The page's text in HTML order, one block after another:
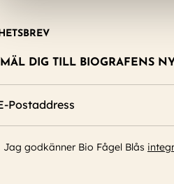
DIG TILL BIOGRAFENS
Jag godkänner Bio Fågel Blås